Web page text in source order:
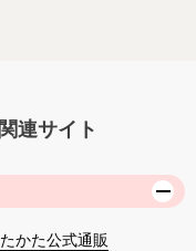
連サイト
かた公式通販